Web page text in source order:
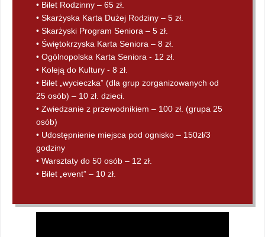
• Bilet Rodzinny – 65 zł.
• Skarżyska Karta Dużej Rodziny – 5 zł.
• Skarżyski Program Seniora – 5 zł.
• Świętokrzyska Karta Seniora – 8 zł.
• Ogólnopolska Karta Seniora - 12 zł.
• Koleją do Kultury - 8 zł.
• Bilet „wycieczka” (dla grup zorganizowanych od
25 osób) – 10 zł. dzieci.
• Zwiedzanie z przewodnikiem – 100 zł. (grupa 25
osób)
• Udostępnienie miejsca pod ognisko – 150zł/3
godziny
• Warsztaty do 50 osób – 12 zł.
• Bilet „event” – 10 zł.